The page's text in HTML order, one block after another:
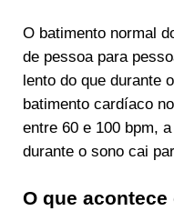
O batimento normal
de pessoa para
lento do que durante
batimento cardíaco
entre 60 e 100 bpm,
durante o sono cai
O que